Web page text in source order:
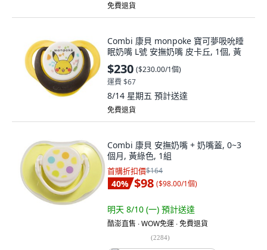
免費退貨
Combi 康貝 monpoke 寶可夢吸吮睡
眠奶嘴 L號 安撫奶嘴 皮卡丘, 1個, 黃
$230 ($230.00/1個)
運費 $67
8/14 星期五 預計送達
免費退貨
Combi 康貝 安撫奶嘴 + 奶嘴蓋, 0~3
個月, 黃綠色, 1組
首購折扣價$164
40% $98 ($98.00/1個)
明天 8/10 (一) 預計送達
酷澎直售 ∙ WOW免運 ∙ 免費退貨
(2284)